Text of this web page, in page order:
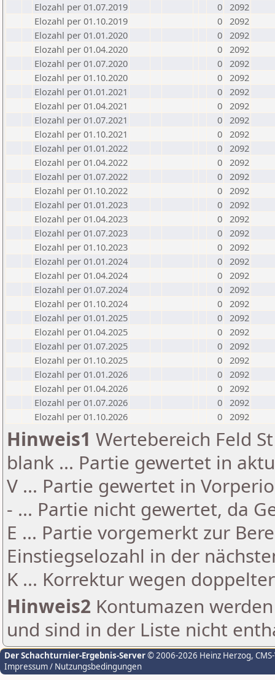
Elozahl per 01.07.2019
0 2092
Elozahl per 01.10.2019
0 2092
Elozahl per 01.01.2020
0 2092
Elozahl per 01.04.2020
0 2092
Elozahl per 01.07.2020
0 2092
Elozahl per 01.10.2020
0 2092
Elozahl per 01.01.2021
0 2092
Elozahl per 01.04.2021
0 2092
Elozahl per 01.07.2021
0 2092
Elozahl per 01.10.2021
0 2092
Elozahl per 01.01.2022
0 2092
Elozahl per 01.04.2022
0 2092
Elozahl per 01.07.2022
0 2092
Elozahl per 01.10.2022
0 2092
Elozahl per 01.01.2023
0 2092
Elozahl per 01.04.2023
0 2092
Elozahl per 01.07.2023
0 2092
Elozahl per 01.10.2023
0 2092
Elozahl per 01.01.2024
0 2092
Elozahl per 01.04.2024
0 2092
Elozahl per 01.07.2024
0 2092
Elozahl per 01.10.2024
0 2092
Elozahl per 01.01.2025
0 2092
Elozahl per 01.04.2025
0 2092
Elozahl per 01.07.2025
0 2092
Elozahl per 01.10.2025
0 2092
Elozahl per 01.01.2026
0 2092
Elozahl per 01.04.2026
0 2092
Elozahl per 01.07.2026
0 2092
Elozahl per 01.10.2026
0 2092
Hinweis1 Wertebereich Feld
blank ... Partie gewertet in
V ... Partie gewertet in
- ... Partie nicht gewertet, da
E ... Partie vorgemerkt zur
Einstiegselozahl in der
K ... Korrektur wegen
Hinweis2 Kontumazen
und sind in der Liste nicht
Der Schachturnier-Ergebnis-Server© 2006-2026 Heinz Herzog,
Impressum / Nutzungsbedingungen